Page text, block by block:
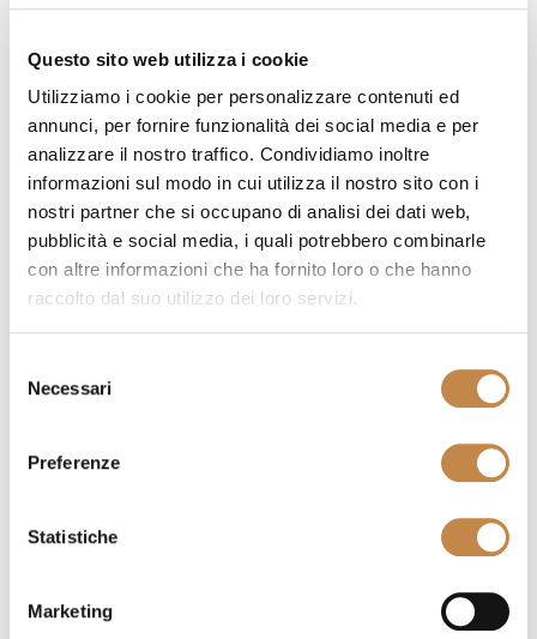
Questo sito web utilizza i cookie
Utilizziamo i cookie per personalizzare contenuti ed
annunci, per fornire funzionalità dei social media e per
analizzare il nostro traffico. Condividiamo inoltre
informazioni sul modo in cui utilizza il nostro sito con i
nostri partner che si occupano di analisi dei dati web,
pubblicità e social media, i quali potrebbero combinarle
con altre informazioni che ha fornito loro o che hanno
raccolto dal suo utilizzo dei loro servizi.
delNecessari
Preferenze
Statistiche
Marketing
byI Mastri
IMPERIALE